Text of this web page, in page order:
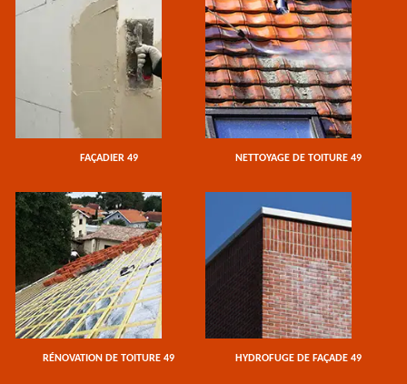
FAÇADIER 49 NETTOYAGE DE TOITURE 49
RÉNOVATION DE TOITURE 49 HYDROFUGE DE FAÇADE 49